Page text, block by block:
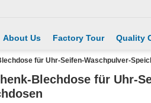
About Us Factory Tour Quality
für Uhr-Seifen-Waschpulver-
Blechdose für Uhr-